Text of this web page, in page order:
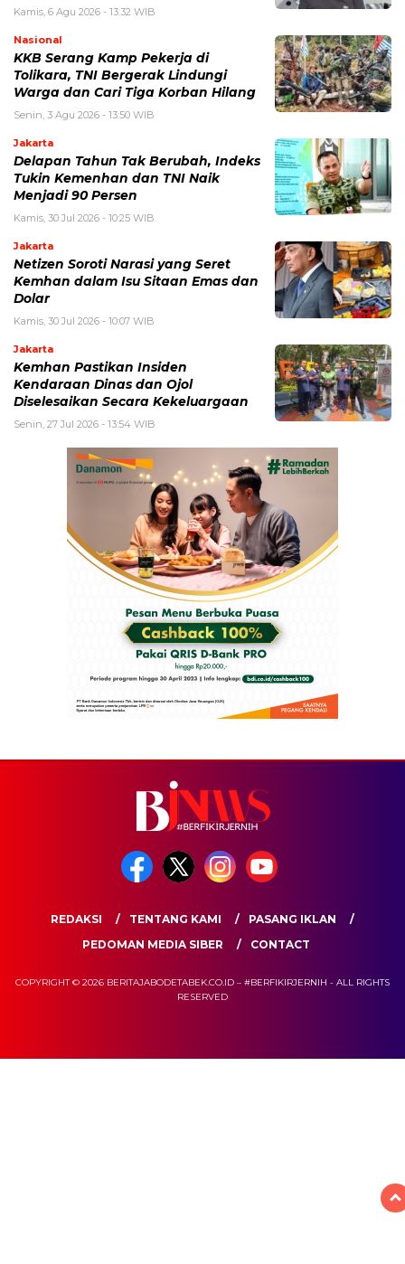
Kamis, 6 Agu 2026 - 13:32 WIB
Nasional
KKB Serang Kamp Pekerja di
Tolikara, TNI Bergerak Lindungi
Warga dan Cari Tiga Korban Hilang
Senin, 3 Agu 2026 - 13:50 WIB
Jakarta
Delapan Tahun Tak Berubah, Indeks
Tukin Kemenhan dan TNI Naik
Menjadi 90 Persen
Kamis, 30 Jul 2026 - 10:25 WIB
Jakarta
Netizen Soroti Narasi yang Seret
Kemhan dalam Isu Sitaan Emas dan
Dolar
Kamis, 30 Jul 2026 - 10:07 WIB
Jakarta
Kemhan Pastikan Insiden
Kendaraan Dinas dan Ojol
Diselesaikan Secara Kekeluargaan
Senin, 27 Jul 2026 - 13:54 WIB
REDAKSI TENTANG KAMI
PASANG IKLAN
PEDOMAN MEDIA SIBER
CONTACT
COPYRIGHT © 2026 BERITAJABODETABEK.CO.ID – #BERFIKIRJERNIH - ALL RIGHTS
RESERVED